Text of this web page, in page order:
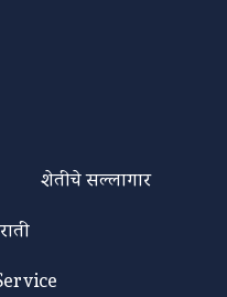
शेतीचे सल्लागार